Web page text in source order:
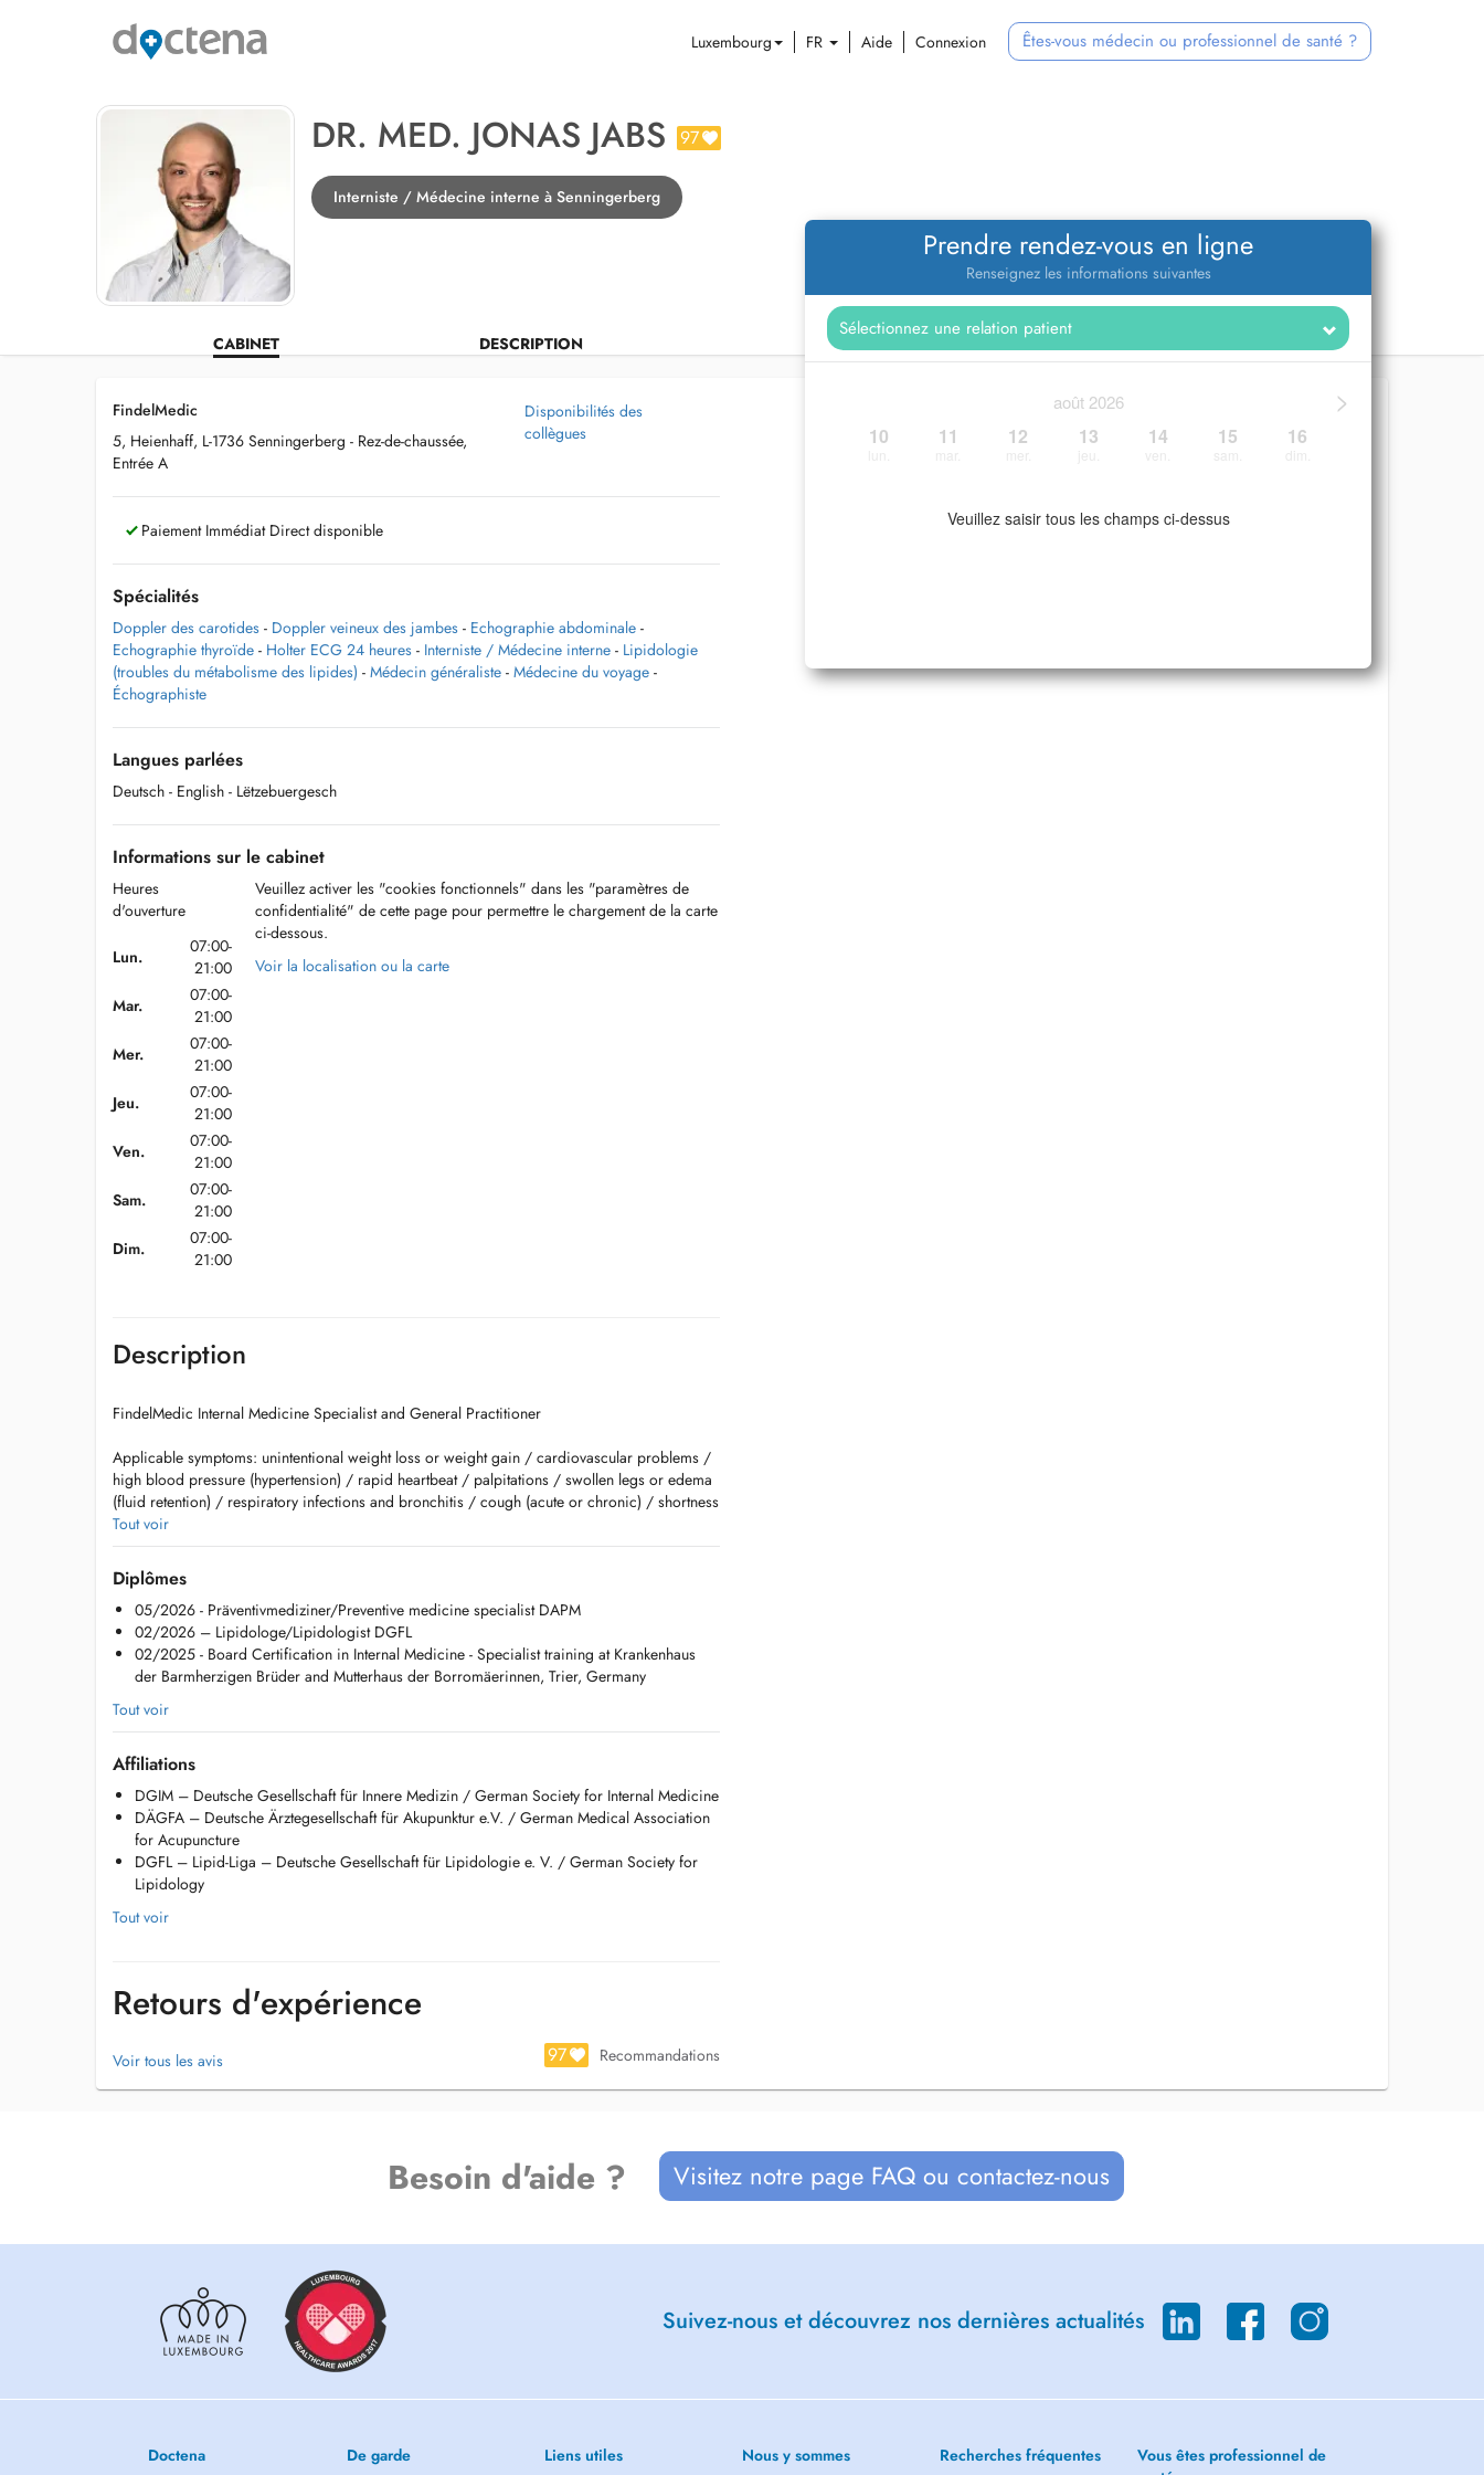
Luxembourg FR Aide Connexion Êtes-vous médecin ou professionnel de santé ?
DR. MED. JONAS JABS 97
Interniste / Médecine interne à Senningerberg
CABINET DESCRIPTION
Prendre rendez-vous en ligne
Renseignez les informations suivantes
>
août 2026
10 11 12 13 14 15 16
Veuillez saisir tous les champs ci-dessus
FindelMedic
5, Heienhaff, L-1736 Senningerberg - Rez-de-chaussée,
Entrée A
Disponibilités des
collègues
Paiement Immédiat Direct disponible
Spécialités
Doppler des carotides - Doppler veineux des jambes - Echographie abdominale -
Echographie thyroïde - Holter ECG 24 heures - Interniste / Médecine interne - Lipidologie
(troubles du métabolisme des lipides) - Médecin généraliste - Médecine du voyage -
Échographiste
Langues parlées
Deutsch - English - Lëtzebuergesch
Informations sur le cabinet
Heures
d'ouverture
Lun.
07:00-
21:00
Mar.
07:00-
21:00
Mer.
07:00-
21:00
Jeu.
07:00-
21:00
Ven.
07:00-
21:00
Sam.
07:00-
21:00
Dim.
07:00-
21:00
Veuillez activer les "cookies fonctionnels" dans les "paramètres de
confidentialité" de cette page pour permettre le chargement de la carte
ci-dessous.
Voir la localisation ou la carte
Description
FindelMedic Internal Medicine Specialist and General Practitioner
Applicable symptoms: unintentional weight loss or weight gain / cardiovascular problems /
high blood pressure (hypertension) / rapid heartbeat / palpitations / swollen legs or edema
(fluid retention) / respiratory infections and bronchitis / cough (acute or chronic) / shortness
of breath / diagnosed or suspected asthma , COPD / abdominal pain / heartburn, reflux /
nausea, vomiting /diarrhea or constipation / diabetes mellitus (new diagnosis or
management/treatment) / elevated cholesterol/lipid metabolism disorder (dyslipidemia) /
Impaired kidney function (elevated creatinine) / thyroid problems / anemia / joint and
muscle pain
Available Services:
- consultation
- treatment of lipid metabolism disorders (lipidology), diabetes, hypertension, and
- modern ultrasound diagnostics (abdomen, thyroid, carotid arteries, leg vessels (veins and
arteries), thorax)
- infectious disease and travel medicine
- prevention/check-ups,
- evaluation of abnormal liver function tests,
- vaccination advice,
- driver's license and insurance examination.
Secretariat: +352 27 99 59 59
Un centre médical pluridisciplinaire au Findel. Parcours de soin. Parcours de prévention.
Tout voir
Diplômes
05/2026 - Präventivmediziner/Preventive medicine specialist DAPM
02/2026 – Lipidologe/Lipidologist DGFL
02/2025 - Board Certification in Internal Medicine - Specialist training at Krankenhaus
der Barmherzigen Brüder and Mutterhaus der Borromäerinnen, Trier, Germany
Tout voir
Affiliations
DGIM – Deutsche Gesellschaft für Innere Medizin / German Society for Internal Medicine
DÄGFA – Deutsche Ärztegesellschaft für Akupunktur e.V. / German Medical Association
for Acupuncture
DGFL – Lipid-Liga – Deutsche Gesellschaft für Lipidologie e. V. / German Society for
Lipidology
Tout voir
Retours d'expérience
Voir tous les avis 97 Recommandations
Besoin d'aide ? Visitez notre page FAQ ou contactez-nous
Suivez-nous et découvrez nos dernières actualités
Doctena De garde Liens utiles Nous y sommes Recherches fréquentes
Vous êtes professionnel de